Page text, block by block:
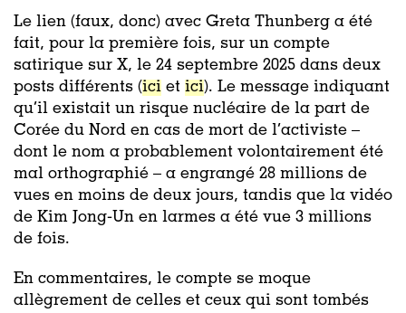
Le lien (faux, donc) avec Greta Thunberg a été
fait, pour la première fois, sur un compte
satirique sur X, le 24 septembre 2025 dans deux
posts différents (ici et ici). Le message indiquant
qu’il existait un risque nucléaire de la part de
Corée du Nord en cas de mort de l’activiste –
dont le nom a probablement volontairement été
mal orthographié – a engrangé 28 millions de
vues en moins de deux jours, tandis que la vidéo
de Kim Jong-Un en larmes a été vue 3 millions
de fois.
En commentaires, le compte se moque
allègrement de celles et ceux qui sont tombés